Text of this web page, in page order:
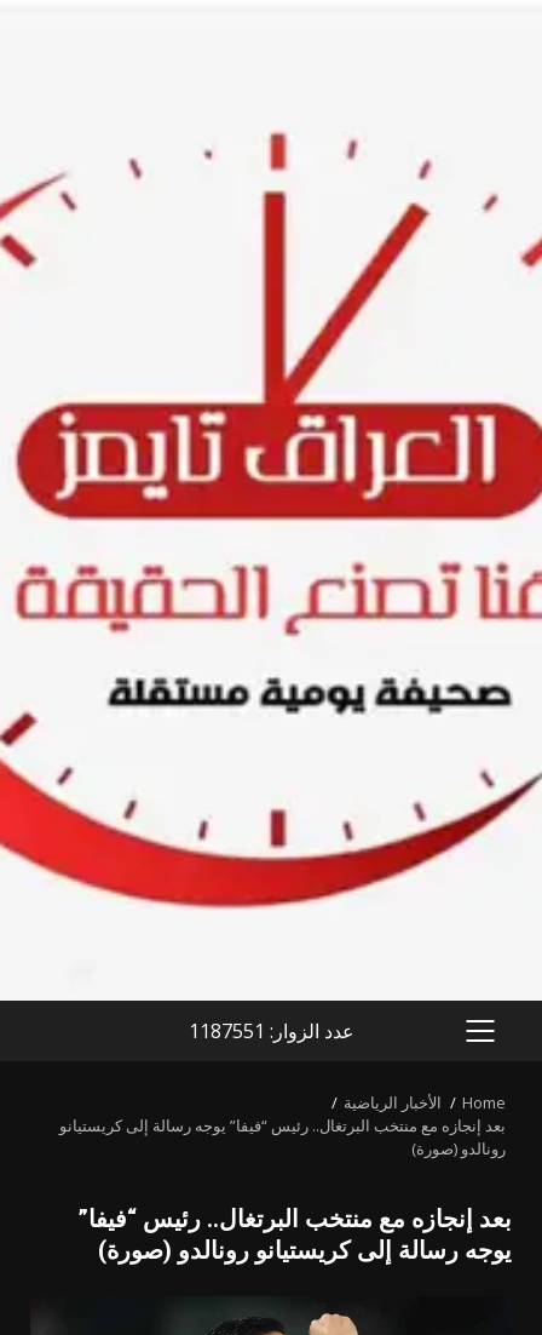
PRIMARY
عدد الزوار: 1187551
Home
الأخبار الرياضية
بعد إنجازه مع منتخب البرتغال.. رئيس “فيفا” يوجه رسالة إلى كريستيانو
رونالدو (صورة)
بعد إنجازه مع منتخب البرتغال.. رئيس “فيفا”
يوجه رسالة إلى كريستيانو رونالدو (صورة)